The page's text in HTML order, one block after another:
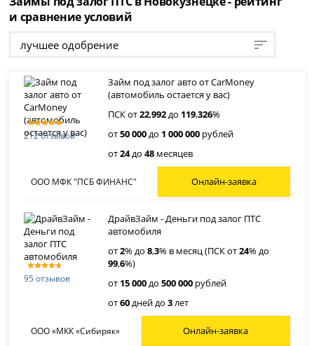
и сравнение условий
лучшее одобрение
212 отзывов
Займ под залог авто от CarMoney
(автомобиль остается у вас)
ПСК от22,992до 119,326%
от50 000до 1 000 000 рублей
от24до48 месяцев
ООО МФК "ПСБ ФИНАНС" Онлайн-заявка
95 отзывов
ДрайвЗайм - Деньги под залог ПТС
автомобиля
от2% до8,3% в месяц (ПСК от24% до
99,6%)
от 15 000до500 000 рублей
от60дней до3лет
ООО «МКК «Сибиряк» Онлайн-заявка